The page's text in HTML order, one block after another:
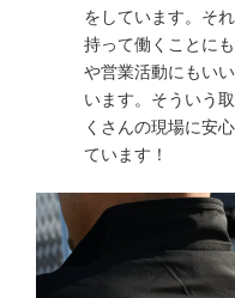
をしています。そ
持って働くことに
や営業活動にもい
います。そういう
くさんの現場に安
ています！